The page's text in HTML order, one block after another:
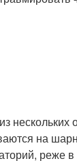
нескольких
на
реже